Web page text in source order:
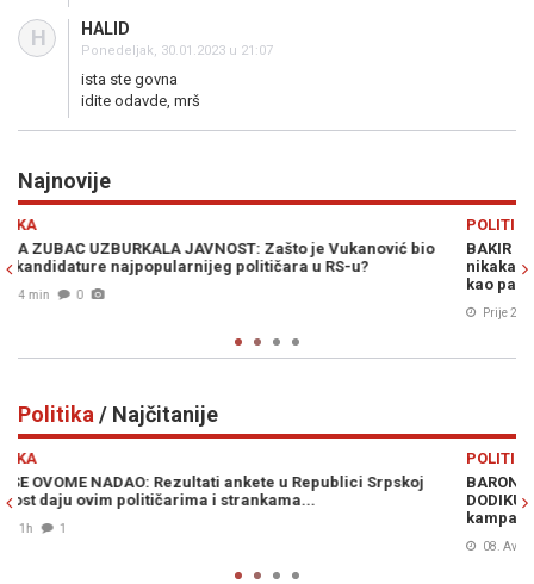
H HALID
Ponedeljak, 30.01.2023 u 21:07
ista ste govna
idite odavde, mrš
Najnovije
BAKIR IZETBEGOVIĆ U NEVJERICI: "Naš položaj u svijetu je
nikakav, ne sjedimo za pregovaračkim stolom. Mi smo na stolu,
kao pacijent..."
Politika / Najčitanije
BARONESA ARMINKA HELIĆ O UVOĐENJU NOVIH SANKCIJA
DODIKU: „To je trebalo odavno učiniti. Ovo je kontinuirana